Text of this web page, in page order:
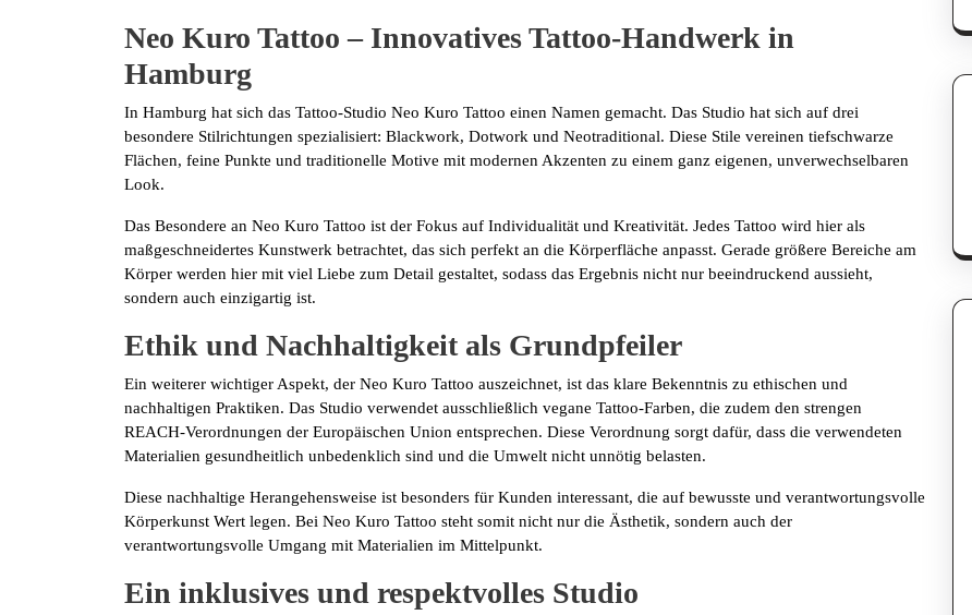
Neo Kuro Tattoo – Innovatives Tattoo-Handwerk in
Hamburg
In Hamburg hat sich das Tattoo-Studio Neo Kuro Tattoo einen Namen gemacht. Das Studio hat sich auf drei
besondere Stilrichtungen spezialisiert: Blackwork, Dotwork und Neotraditional. Diese Stile vereinen tiefschwarze
Flächen, feine Punkte und traditionelle Motive mit modernen Akzenten zu einem ganz eigenen, unverwechselbaren
Look.
Das Besondere an Neo Kuro Tattoo ist der Fokus auf Individualität und Kreativität. Jedes Tattoo wird hier als
maßgeschneidertes Kunstwerk betrachtet, das sich perfekt an die Körperfläche anpasst. Gerade größere Bereiche am
Körper werden hier mit viel Liebe zum Detail gestaltet, sodass das Ergebnis nicht nur beeindruckend aussieht,
sondern auch einzigartig ist.
Ethik und Nachhaltigkeit als Grundpfeiler
Ein weiterer wichtiger Aspekt, der Neo Kuro Tattoo auszeichnet, ist das klare Bekenntnis zu ethischen und
nachhaltigen Praktiken. Das Studio verwendet ausschließlich vegane Tattoo-Farben, die zudem den strengen
REACH-Verordnungen der Europäischen Union entsprechen. Diese Verordnung sorgt dafür, dass die verwendeten
Materialien gesundheitlich unbedenklich sind und die Umwelt nicht unnötig belasten.
Diese nachhaltige Herangehensweise ist besonders für Kunden interessant, die auf bewusste und verantwortungsvolle
Körperkunst Wert legen. Bei Neo Kuro Tattoo steht somit nicht nur die Ästhetik, sondern auch der
verantwortungsvolle Umgang mit Materialien im Mittelpunkt.
Ein inklusives und respektvolles Studio